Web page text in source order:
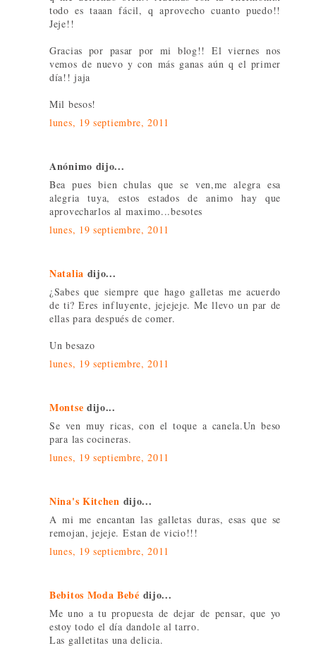
todo es taaan fácil, q aprovecho cuanto puedo!!
Jeje!!
Gracias por pasar por mi blog!! El viernes nos
vemos de nuevo y con más ganas aún q el primer
día!! jaja
Mil besos!
lunes, 19 septiembre, 2011
Anónimo dijo...
Bea pues bien chulas que se ven,me alegra esa
alegria tuya, estos estados de animo hay que
aprovecharlos al maximo...besotes
lunes, 19 septiembre, 2011
Natalia dijo...
¿Sabes que siempre que hago galletas me acuerdo
de ti? Eres influyente, jejejeje. Me llevo un par de
ellas para después de comer.
Un besazo
lunes, 19 septiembre, 2011
Montse dijo...
Se ven muy ricas, con el toque a canela.Un beso
para las cocineras.
lunes, 19 septiembre, 2011
Nina's Kitchen dijo...
A mi me encantan las galletas duras, esas que se
remojan, jejeje. Estan de vicio!!!
lunes, 19 septiembre, 2011
Bebitos Moda Bebé dijo...
Me uno a tu propuesta de dejar de pensar, que yo
estoy todo el día dandole al tarro.
Las galletitas una delicia.